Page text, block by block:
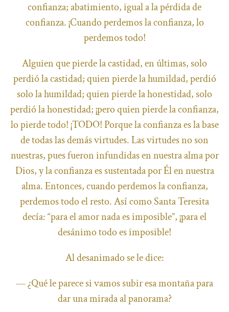
confianza; abatimiento, igual a la pérdida de
confianza. ¡Cuando perdemos la confianza, lo
perdemos todo!
Alguien que pierde la castidad, en últimas, solo
perdió la castidad; quien pierde la humildad, perdió
solo la humildad; quien pierde la honestidad, solo
perdió la honestidad; ¡pero quien pierde la confianza,
lo pierde todo! ¡TODO! Porque la confianza es la base
de todas las demás virtudes. Las virtudes no son
nuestras, pues fueron infundidas en nuestra alma por
Dios, y la confianza es sustentada por Él en nuestra
alma. Entonces, cuando perdemos la confianza,
perdemos todo el resto. Así como Santa Teresita
decía: “para el amor nada es imposible”, ¡para el
desánimo todo es imposible!
Al desanimado se le dice:
— ¿Qué le parece si vamos subir esa montaña para
dar una mirada al panorama?